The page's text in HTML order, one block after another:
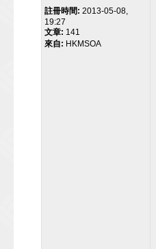
註冊時間: 2013-05-08,
19:27
文章: 141
來自: HKMSOA